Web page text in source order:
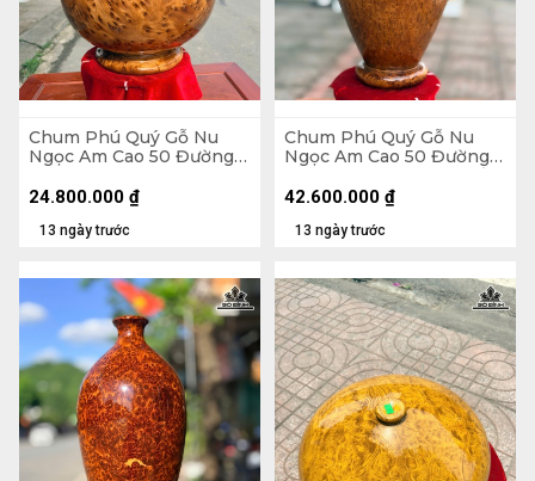
Chum Phú Quý Gỗ Nu
Ngọc Am Cao 50 Đường
13 ngày trước
24.800.000 ₫
Chum Phú Quý Gỗ Nu
Ngọc Am Cao 50 Đường
Kính 30 (cm) - Luôn Đế
54 (cm)
13 ngày trước
42.600.000 ₫